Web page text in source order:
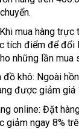
mua hàng trực
tích điểm để đổi
những lần mua
khô: Ngoài
được giảm giá
online: Đặt
giảm ngay 8%